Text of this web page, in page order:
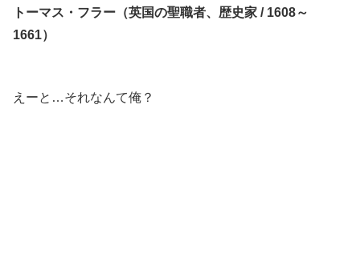
トーマス・フラー（英国の聖職者、歴史家 / 1608～
1661）
えーと…それなんて俺？